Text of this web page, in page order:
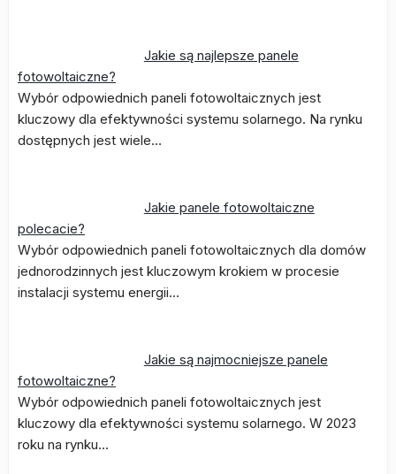
Jakie są najlepsze panele
fotowoltaiczne?
Wybór odpowiednich paneli fotowoltaicznych jest
kluczowy dla efektywności systemu solarnego. Na rynku
dostępnych jest wiele…
Jakie panele fotowoltaiczne
polecacie?
Wybór odpowiednich paneli fotowoltaicznych dla domów
jednorodzinnych jest kluczowym krokiem w procesie
instalacji systemu energii…
Jakie są najmocniejsze panele
fotowoltaiczne?
Wybór odpowiednich paneli fotowoltaicznych jest
kluczowy dla efektywności systemu solarnego. W 2023
roku na rynku…